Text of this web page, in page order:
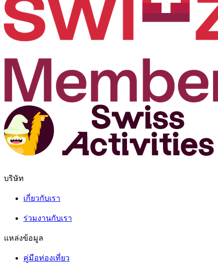
บริษัท
เกี่ยวกับเรา
ร่วมงานกับเรา
แหล่งข้อมูล
คู่มือท่องเที่ยว